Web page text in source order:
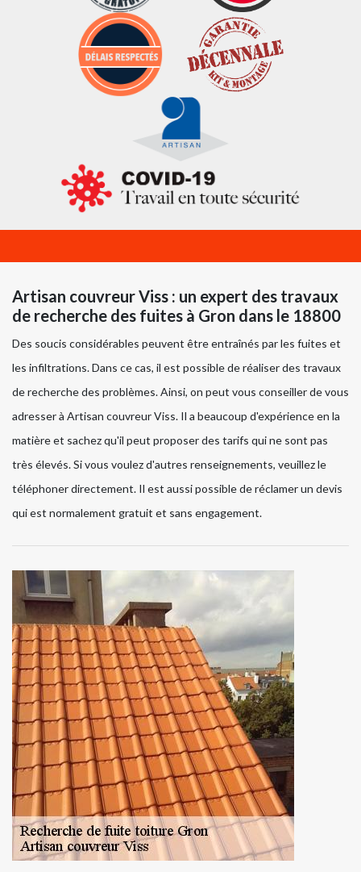
Artisan couvreur Viss : un expert des travaux
de recherche des fuites à Gron dans le 18800
Des soucis considérables peuvent être entraînés par les fuites et
les infiltrations. Dans ce cas, il est possible de réaliser des travaux
de recherche des problèmes. Ainsi, on peut vous conseiller de vous
adresser à Artisan couvreur Viss. Il a beaucoup d'expérience en la
matière et sachez qu'il peut proposer des tarifs qui ne sont pas
très élevés. Si vous voulez d'autres renseignements, veuillez le
téléphoner directement. Il est aussi possible de réclamer un devis
qui est normalement gratuit et sans engagement.